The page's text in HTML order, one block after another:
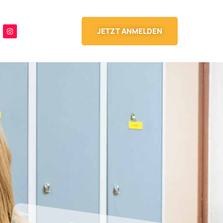
JETZT ANMELDEN